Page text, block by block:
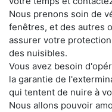
Nous prenons soin de
fenêtres, et des autres
assurer votre
des nuisibles.
Vous avez besoin
la garantie de
qui tentent de nuire à
Nous allons pouvoir